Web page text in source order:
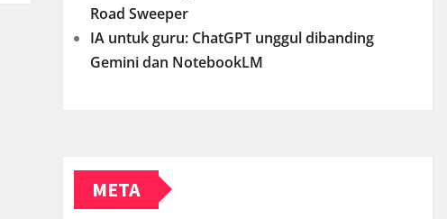
Road Sweeper
IA untuk guru: ChatGPT unggul dibanding
Gemini dan NotebookLM
META